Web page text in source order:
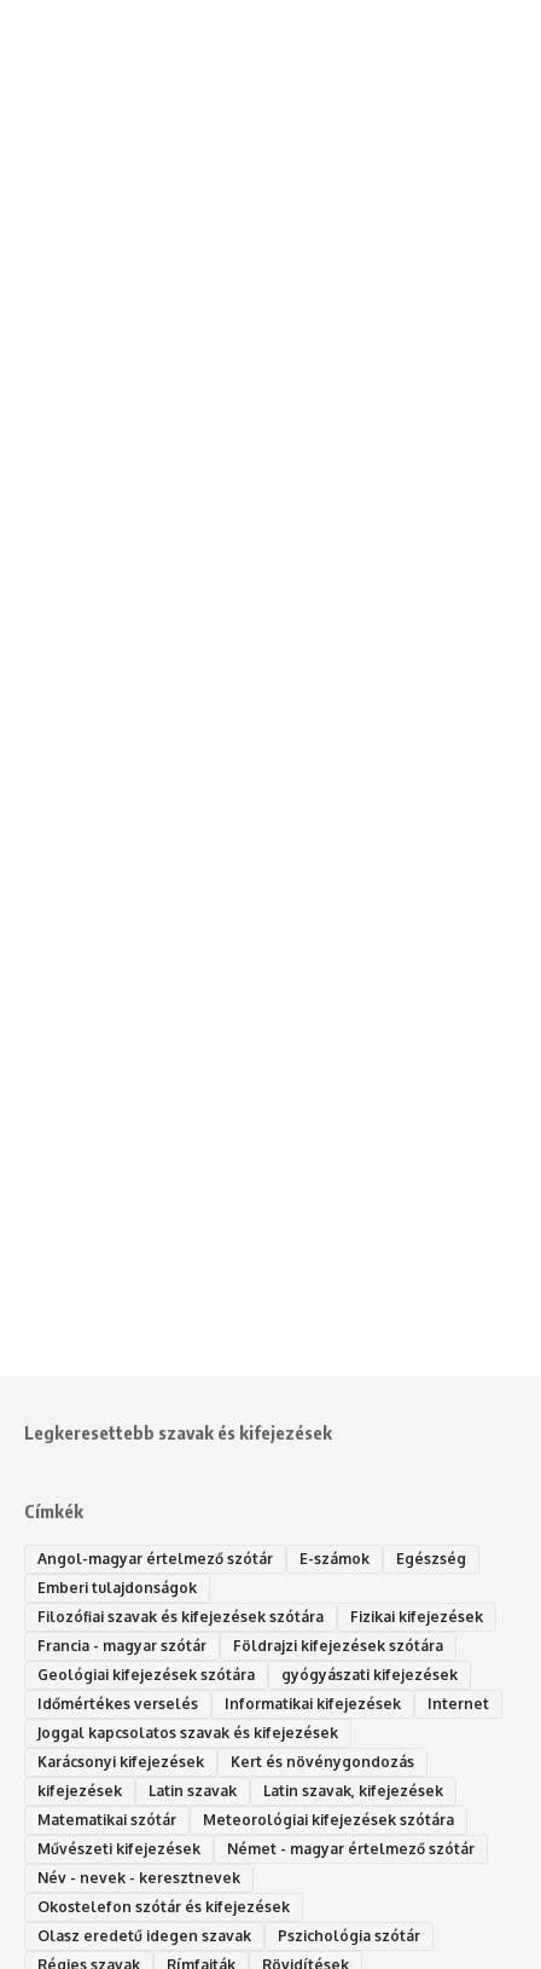
Legkeresettebb szavak és kifejezések
Címkék
Angol-magyar értelmező szótár E-számok
Egészség
Emberi tulajdonságok
Filozófiai szavak és kifejezések szótára
Fizikai kifejezések
Francia - magyar szótár
Földrajzi kifejezések szótára
Geológiai kifejezések szótára
gyógyászati kifejezések
Időmértékes verselés
Informatikai kifejezések
Internet
Joggal kapcsolatos szavak és kifejezések
Karácsonyi kifejezések
Kert és növénygondozás
kifejezések
Latin szavak
Latin szavak, kifejezések
Matematikai szótár
Meteorológiai kifejezések szótára
Művészeti kifejezések
Német - magyar értelmező szótár
Név - nevek - keresztnevek
Okostelefon szótár és kifejezések
Olasz eredetű idegen szavak
Ps‮gólohciz‬ia s‮átóz‬r
Régies szavak
Rímfajták Rövidítések